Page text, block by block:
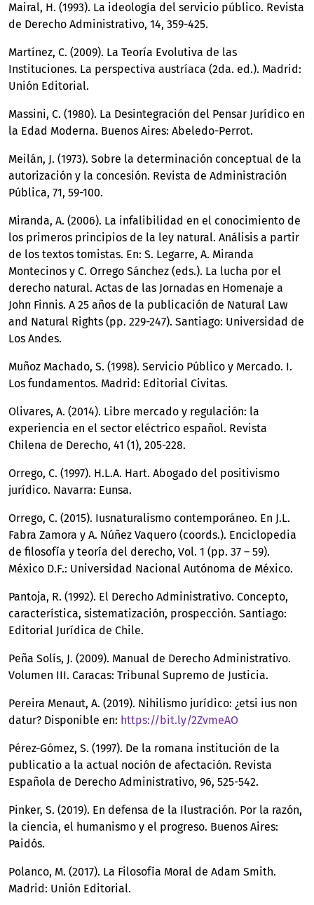
Mairal, H. (1993). La ideología del servicio público. Revista
de Derecho Administrativo, 14, 359-425.
Martínez, C. (2009). La Teoría Evolutiva de las
Instituciones. La perspectiva austríaca (2da. ed.). Madrid:
Unión Editorial.
Massini, C. (1980). La Desintegración del Pensar Jurídico en
la Edad Moderna. Buenos Aires: Abeledo-Perrot.
Meilán, J. (1973). Sobre la determinación conceptual de la
autorización y la concesión. Revista de Administración
Pública, 71, 59-100.
Miranda, A. (2006). La infalibilidad en el conocimiento de
los primeros principios de la ley natural. Análisis a partir
de los textos tomistas. En: S. Legarre, A. Miranda
Montecinos y C. Orrego Sánchez (eds.). La lucha por el
derecho natural. Actas de las Jornadas en Homenaje a
John Finnis. A 25 años de la publicación de Natural Law
and Natural Rights (pp. 229-247). Santiago: Universidad de
Los Andes.
Muñoz Machado, S. (1998). Servicio Público y Mercado. I.
Los fundamentos. Madrid: Editorial Civitas.
Olivares, A. (2014). Libre mercado y regulación: la
experiencia en el sector eléctrico español. Revista
Chilena de Derecho, 41 (1), 205-228.
Orrego, C. (1997). H.L.A. Hart. Abogado del positivismo
jurídico. Navarra: Eunsa.
Orrego, C. (2015). Iusnaturalismo contemporáneo. En J.L.
Fabra Zamora y A. Núñez Vaquero (coords.). Enciclopedia
de filosofía y teoría del derecho, Vol. 1 (pp. 37 – 59).
México D.F.: Universidad Nacional Autónoma de México.
Pantoja, R. (1992). El Derecho Administrativo. Concepto,
característica, sistematización, prospección. Santiago:
Editorial Jurídica de Chile.
Peña Solís, J. (2009). Manual de Derecho Administrativo.
Volumen III. Caracas: Tribunal Supremo de Justicia.
Pereira Menaut, A. (2019). Nihilismo jurídico: ¿etsi ius non
datur? Disponible en: https://bit.ly/2ZvmeAO
Pérez-Gómez, S. (1997). De la romana institución de la
publicatio a la actual noción de afectación. Revista
Española de Derecho Administrativo, 96, 525-542.
Pinker, S. (2019). En defensa de la Ilustración. Por la razón,
la ciencia, el humanismo y el progreso. Buenos Aires:
Paidós.
Polanco, M. (2017). La Filosofía Moral de Adam Smith.
Madrid: Unión Editorial.